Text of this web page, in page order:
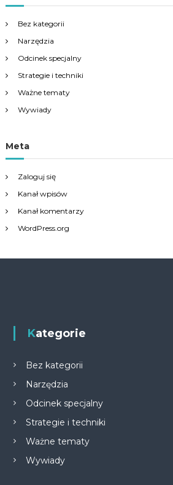
Bez kategorii
Narzędzia
Odcinek specjalny
Strategie i techniki
Ważne tematy
Wywiady
Meta
Zaloguj się
Kanał wpisów
Kanał komentarzy
WordPress.org
Kategorie
Bez kategorii
Narzędzia
Odcinek specjalny
Strategie i techniki
Ważne tematy
Wywiady